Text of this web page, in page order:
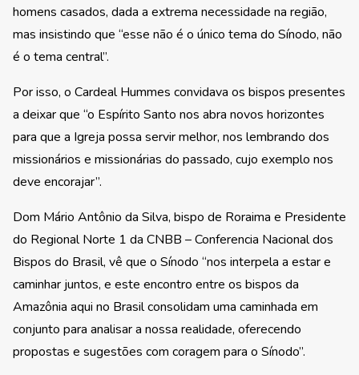
homens casados, dada a extrema necessidade na região,
mas insistindo que “esse não é o único tema do Sínodo, não
é o tema central”.
Por isso, o Cardeal Hummes convidava os bispos presentes
a deixar que “o Espírito Santo nos abra novos horizontes
para que a Igreja possa servir melhor, nos lembrando dos
missionários e missionárias do passado, cujo exemplo nos
deve encorajar”.
Dom Mário Antônio da Silva, bispo de Roraima e Presidente
do Regional Norte 1 da CNBB – Conferencia Nacional dos
Bispos do Brasil, vê que o Sínodo “nos interpela a estar e
caminhar juntos, e este encontro entre os bispos da
Amazônia aqui no Brasil consolidam uma caminhada em
conjunto para analisar a nossa realidade, oferecendo
propostas e sugestões com coragem para o Sínodo”.